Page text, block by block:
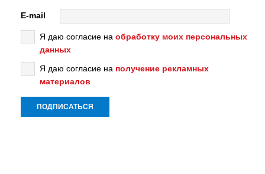
E-mail
Я даю согласие на обработку моих персональных
данных
Я даю согласие на получение рекламных
материалов